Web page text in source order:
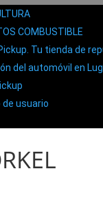
COMBUSTIBLE
Tu tienda de
del automóvil en
de usuario